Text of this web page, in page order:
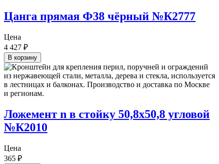
Цанга прямая Ф38 чёрный №К2777
Цена
4 427 ₽
В корзину
Ложемент n в стойку 50,8х50,8 угловой
№К2010
Цена
365 ₽